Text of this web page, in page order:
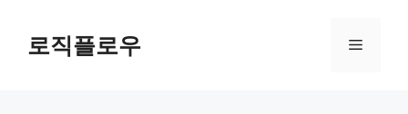
content로직플로우 Menu